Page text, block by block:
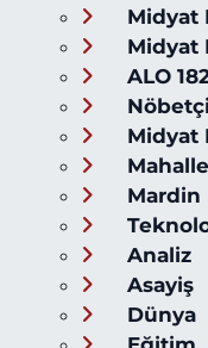
Midyat
Midyat
ALO
Midyat
Mardin
Analiz
Asayiş
Dünya